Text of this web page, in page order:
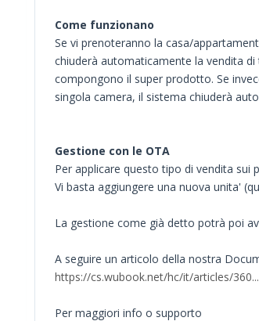
Come funzionano
Se vi prenoteranno la casa/
chiuderà automaticamente la vendita
compongono il super prodotto. Se
singola camera, il sistema chiuderà
Gestione con le OTA
Per applicare questo tipo di vendita sui
Vi basta aggiungere una nuova unita'
La gestione come già detto potrà poi
A seguire un articolo della nostra
https://cs.wubook.net/hc/it/articles/
Per maggiori info o supporto